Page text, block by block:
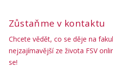
Zůstaňme v kontaktu
Chcete vědět, co se děje na
nejzajímavější ze života FSV
se!